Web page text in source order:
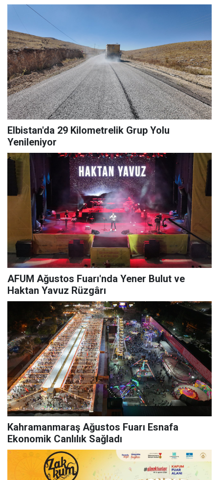
Elbistan'da 29 Kilometrelik Grup Yolu
Yenileniyor
AFUM Ağustos Fuarı'nda Yener Bulut ve
Haktan Yavuz Rüzgârı
Kahramanmaraş Ağustos Fuarı Esnafa
Ekonomik Canlılık Sağladı